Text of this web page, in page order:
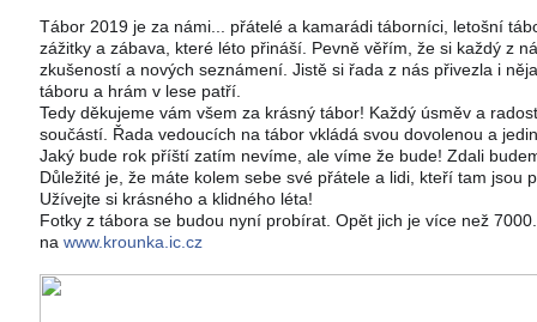
Tábor 2019 je za námi... přátelé a kamarádi táborníci, letošní
zážitky a zábava, které léto přináší. Pevně věřím, že si každý z
zkušeností a nových seznámení. Jistě si řada z nás přivezla i
táboru a hrám v lese patří.
Tedy děkujeme vám všem za krásný tábor! Každý úsměv a
součástí. Řada vedoucích na tábor vkládá svou dovolenou a
Jaký bude rok příští zatím nevíme, ale víme že bude! Zdali
Důležité je, že máte kolem sebe své přátele a lidi, kteří tam jsou
Užívejte si krásného a klidného léta!
Fotky z tábora se budou nyní probírat. Opět jich je více než
na www.krounka.ic.cz